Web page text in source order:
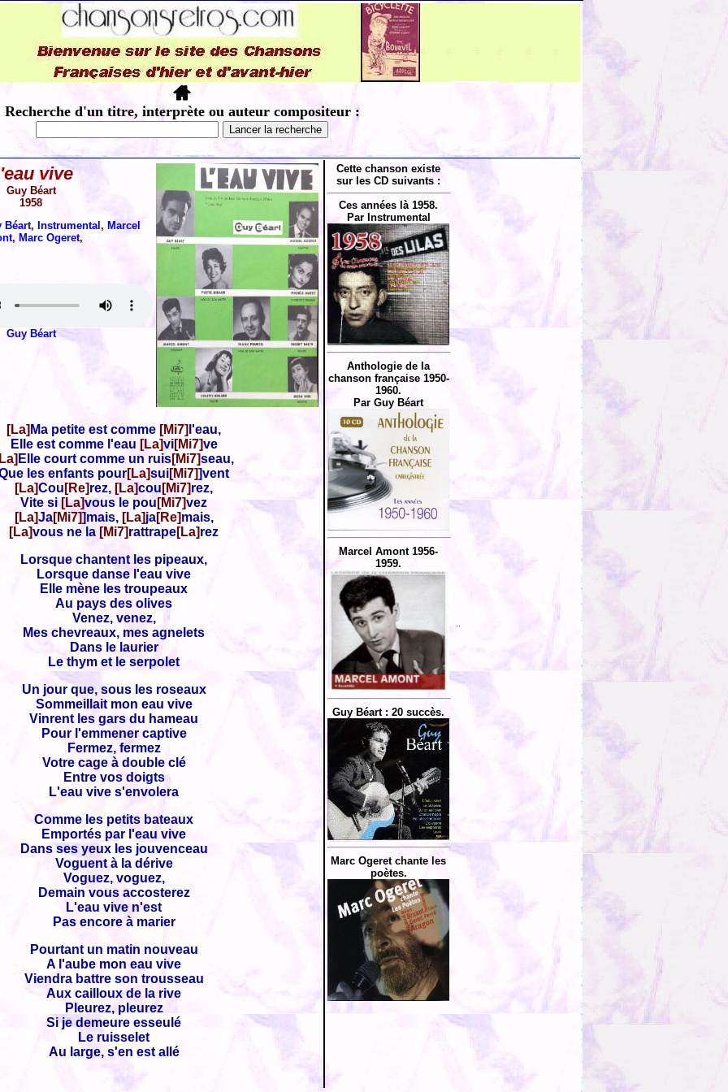
Recherche d'un titre, interprète ou auteur compositeur :
vive
Guy Béart
1958
Béart, Instrumental , Marcel
, Marc Ogeret,
Guy Béart
[La] Ma petite est comme [Mi7] l'eau,
Elle est comme l'eau [La]vi[Mi7]ve
Elle court comme un ruis[Mi7]seau,
les enfants pour[La]sui[Mi7]]vent
[La]Cou [Re]rez, [La]cou [Mi7]rez,
Vite si[La]vous le pou [Mi7]vez
[La]Ja[Mi7]]mais, [La]ja[Re]mais,
[La]vous ne la [Mi7]rattrape[La]rez
Lorsque chantent les pipeaux,
Lorsque danse l'eau vive
Elle mène les troupeaux
Au pays des olives
Venez, venez,
Mes chevreaux, mes agnelets
Dans le laurier
Le thym et le serpolet
Un jour que, sous les roseaux
Sommeillait mon eau vive
Vinrent les gars du hameau
Pour l'emmener captive
Fermez, fermez
Votre cage à double clé
Entre vos doigts
L'eau vive s'envolera
Comme les petits bateaux
Emportés par l'eau vive
Dans ses yeux les jouvenceau
Voguent à la dérive
Voguez, voguez,
Demain vous accosterez
L'eau vive n'est
Pas encore à marier
Pourtant un matin nouveau
A l'aube mon eau vive
Viendra battre son trousseau
Aux cailloux de la rive
Pleurez, pleurez
Si je demeure esseulé
Le ruisselet
Au large, s'en est allé
Cette chanson existe
sur les CD suivants :
Ces années là 1958.
Par Instrumental
Anthologie de la
chanson française 1950-
1960.
Par Guy Béart
Marcel Amont 1956-
1959.
Guy Béart : 20 succès.
Marc Ogeret chante les
poètes.